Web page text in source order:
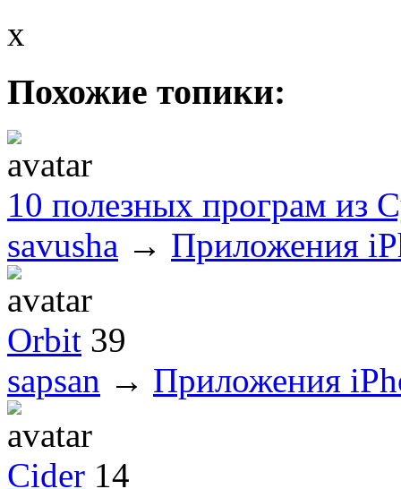
x
Похожие топики:
10 полезных програм из
savusha → Приложения
Orbit 39
sapsan → Приложения
Cider 14